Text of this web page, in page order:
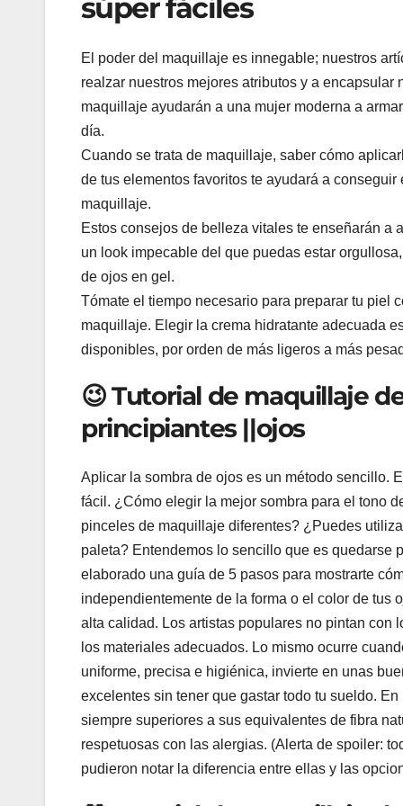
súper fáciles
El poder del maquillaje es innegable; nuestros
realzar nuestros mejores atributos y a
maquillaje ayudarán a una mujer moderna a
día.
Cuando se trata de maquillaje, saber cómo
de tus elementos favoritos te ayudará a
maquillaje.
Estos consejos de belleza vitales te enseñarán a
un look impecable del que puedas estar
de ojos en gel.
Tómate el tiempo necesario para preparar tu piel
maquillaje. Elegir la crema hidratante adecuada
disponibles, por orden de más ligeros a más
😉 Tutorial de maquillaje
principiantes ||ojos
Aplicar la sombra de ojos es un método sencillo.
fácil. ¿Cómo elegir la mejor sombra para el tono
pinceles de maquillaje diferentes? ¿Puedes
paleta? Entendemos lo sencillo que es quedarse
elaborado una guía de 5 pasos para mostrarte
independientemente de la forma o el color de tus
alta calidad. Los artistas populares no pintan con
los materiales adecuados. Lo mismo ocurre
uniforme, precisa e higiénica, invierte en unas
excelentes sin tener que gastar todo tu sueldo.
siempre superiores a sus equivalentes de fibra
respetuosas con las alergias. (Alerta de spoiler:
pudieron notar la diferencia entre ellas y las